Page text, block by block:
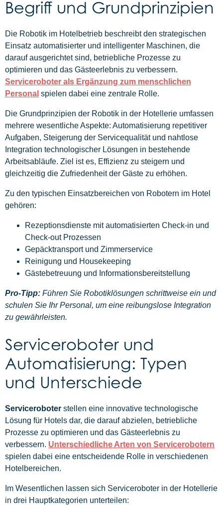
Begriff und Grundprinzipien
Die Robotik im Hotelbetrieb beschreibt den strategischen
Einsatz automatisierter und intelligenter Maschinen, die
darauf ausgerichtet sind, betriebliche Prozesse zu
optimieren und das Gästeerlebnis zu verbessern.
Serviceroboter als Ergänzung zum menschlichen
Personal spielen dabei eine zentrale Rolle.
Die Grundprinzipien der Robotik in der Hotellerie umfassen
mehrere wesentliche Aspekte: Automatisierung repetitiver
Aufgaben, Steigerung der Servicequalität und nahtlose
Integration technologischer Lösungen in bestehende
Arbeitsabläufe. Ziel ist es, Effizienz zu steigern und
gleichzeitig die Zufriedenheit der Gäste zu erhöhen.
Zu den typischen Einsatzbereichen von Robotern im Hotel
gehören:
Rezeptionsdienste mit automatisierten Check-in und
Check-out Prozessen
Gepäcktransport und Zimmerservice
Reinigung und Housekeeping
Gästebetreuung und Informationsbereitstellung
Pro-Tipp: Führen Sie Robotiklösungen schrittweise ein und
schulen Sie Ihr Personal, um eine reibungslose Integration
zu gewährleisten.
Serviceroboter und
Automatisierung: Typen
und Unterschiede
Serviceroboter stellen eine innovative technologische
Lösung für Hotels dar, die darauf abzielen, betriebliche
Prozesse zu optimieren und das Gästeerlebnis zu
verbessern. Unterschiedliche Arten von Servicerobotern
spielen dabei eine entscheidende Rolle in verschiedenen
Hotelbereichen.
Im Wesentlichen lassen sich Serviceroboter in der Hotellerie
in drei Hauptkategorien unterteilen: